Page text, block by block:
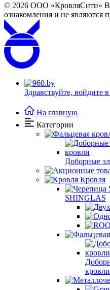
© 2026 ООО «КровляСити»
ознакомления и не являются
Здравствуйте, войдите
На главную
Категории
Доборные
Кровля
SHINGLAS
кровли